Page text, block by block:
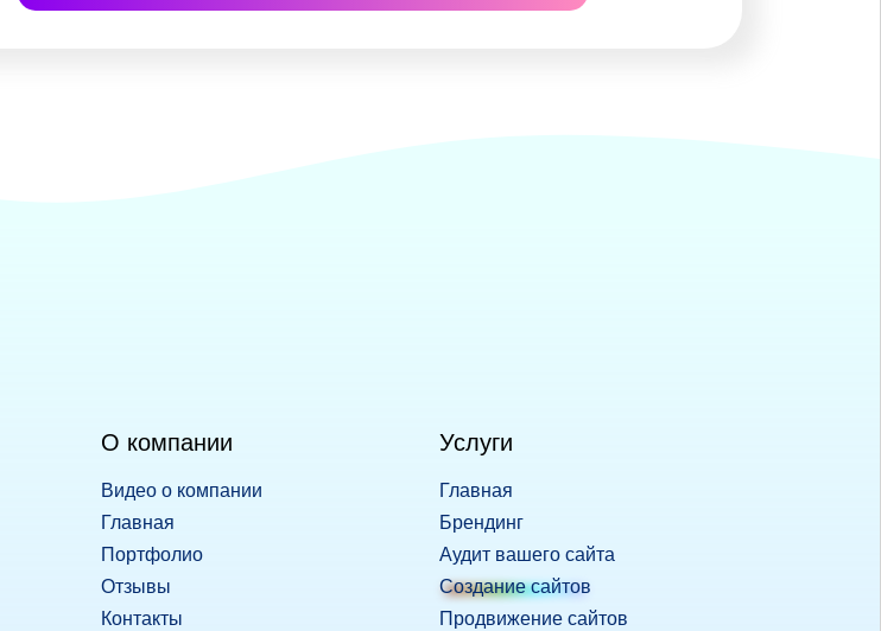
О компании
Видео о компании
Главная
Портфолио
Отзывы
Контакты
Услуги
Главная
Брендинг
Аудит вашего сайта
Создание сайтов
Продвижение сайтов